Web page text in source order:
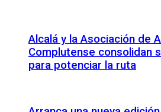
Alcalá y la Asociación de
Complutense consolidan
para potenciar la ruta